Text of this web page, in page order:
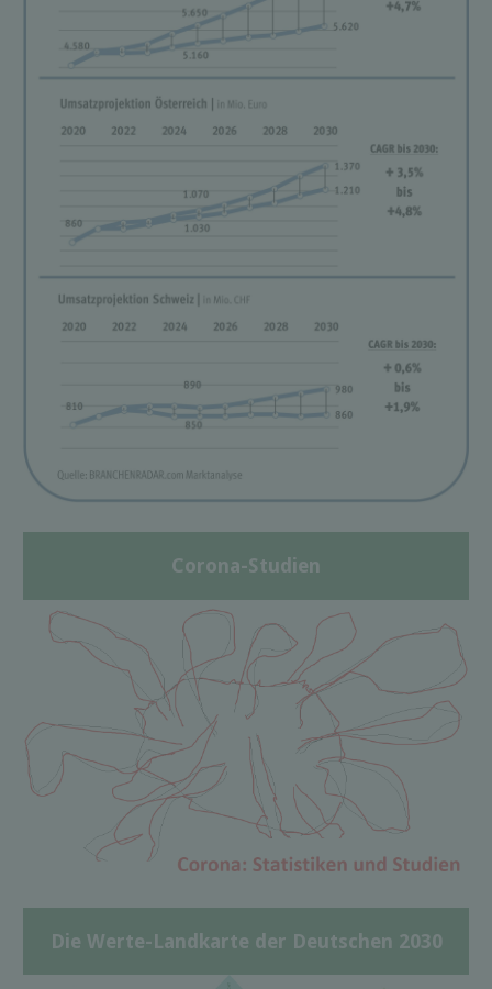
Corona-Studien
Die Werte-Landkarte der Deutschen 2030